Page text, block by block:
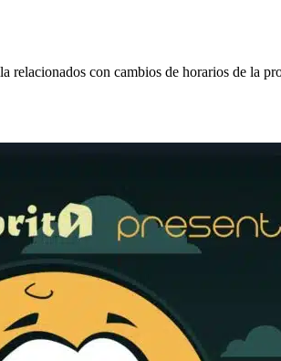
relacionados con cambios de horarios de la